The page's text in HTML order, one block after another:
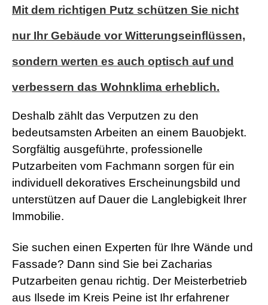
Mit dem richtigen Putz schützen Sie nicht
nur Ihr Gebäude vor Witterungseinflüssen,
sondern werten es auch optisch auf und
verbessern das Wohnklima erheblich.
Deshalb zählt das Verputzen zu den
bedeutsamsten Arbeiten an einem Bauobjekt.
Sorgfältig ausgeführte, professionelle
Putzarbeiten vom Fachmann sorgen für ein
individuell dekoratives Erscheinungsbild und
unterstützen auf Dauer die Langlebigkeit Ihrer
Immobilie.
Sie suchen einen Experten für Ihre Wände und
Fassade? Dann sind Sie bei Zacharias
Putzarbeiten genau richtig. Der Meisterbetrieb
aus Ilsede im Kreis Peine ist Ihr erfahrener